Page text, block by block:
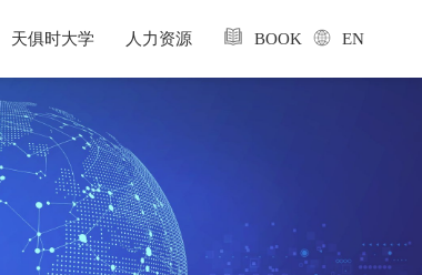
天俱时大学 人力资源 BOOK EN